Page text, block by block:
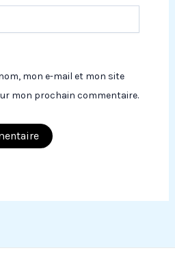
mon e-mail et mon site
mon prochain commentaire.